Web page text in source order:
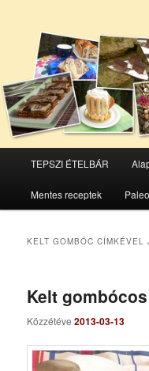
Tovább
az
elsődleges
Tovább
a
másodlagos
TEPSZI ÉTELBÁR
Mentes receptek Paleo
KELT GOMBÓC CÍMKÉVEL
Kelt
Közzétéve2013-03-13